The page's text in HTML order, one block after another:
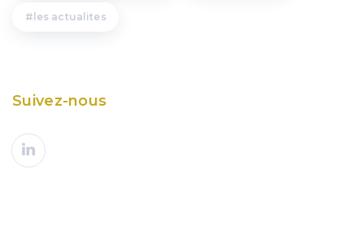
les actualites
Suivez-nous